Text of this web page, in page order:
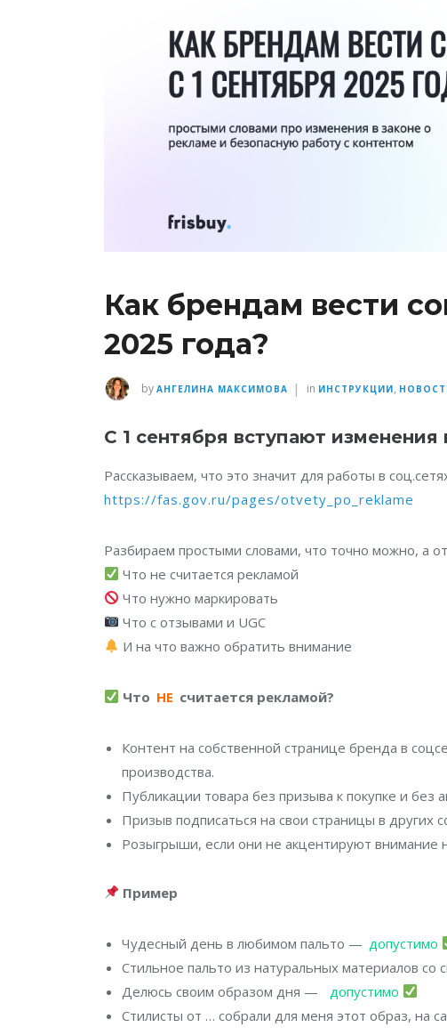
Как брендам вести
2025 года?
by АНГЕЛИНА МАКСИМОВА | in ИНСТРУКЦИИ,
С 1 сентября вступают изменения
Рассказываем, что это значит для работы в
https://fas.gov.ru/pages/otvety_po_reklame
Разбираем простыми словами, что точно можно, а
Что не считается рекламой
Что нужно маркировать
Что с отзывами и UGC
И на что важно обратить внимание
Что НЕ считается рекламой?
Контент на собственной странице бренда в
производства.
Публикации товара без призыва к покупке и без
Призыв подписаться на свои страницы в других
Розыгрыши, если они не акцентируют внимание
Пример
Чудесный день в любимом пальто — допустимо
Стильное пальто из натуральных материалов со
Делюсь своим образом дня —
допустимо
Стилисты от … собрали для меня этот образ, на